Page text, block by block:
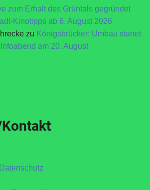
zum Erhalt des Grüntals gegründet
Kinotipps ab 6. August 2026
zu Königsbrücker: Umbau startet
am 20. August